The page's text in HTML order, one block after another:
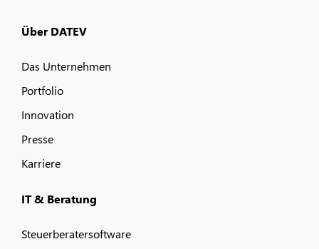
Über DATEV
Das Unternehmen
Portfolio
Innovation
Presse
Karriere
IT & Beratung
Steuerberatersoftware